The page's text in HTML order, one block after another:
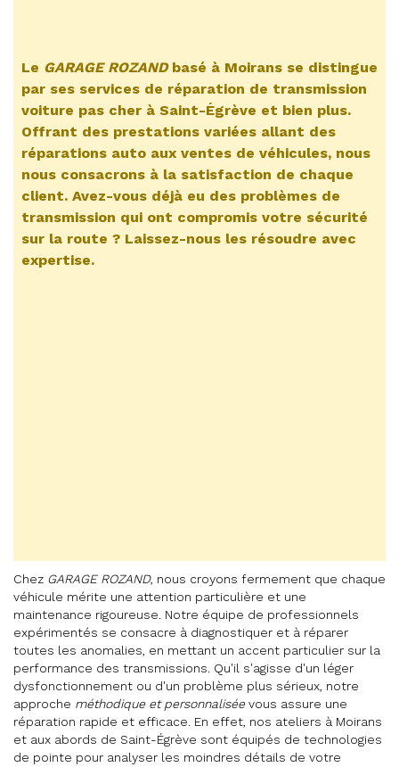
Le GARAGE ROZANDbasé à Moirans se distingue
par ses services de réparation de transmission
voiture pas cher à Saint-Égrève et bien plus.
Offrant des prestations variées allant des
réparations auto aux ventes de véhicules, nous
nous consacrons à la satisfaction de chaque
client. Avez-vous déjà eu des problèmes de
transmission qui ont compromis votre sécurité
sur la route ? Laissez-nous les résoudre avec
expertise.
Chez GARAGE ROZAND, nous croyons fermement que chaque
véhicule mérite une attention particulière et une
maintenance rigoureuse. Notre équipe de professionnels
expérimentés se consacre à diagnostiquer et à réparer
toutes les anomalies, en mettant un accent particulier sur la
performance des transmissions. Qu'il s'agisse d'un léger
dysfonctionnement ou d'un problème plus sérieux, notre
approche méthodique et personnaliséevous assure une
réparation rapide et efficace. En effet, nos ateliers à Moirans
et aux abords de Saint-Égrève sont équipés de technologies
de pointe pour analyser les moindres détails de votre